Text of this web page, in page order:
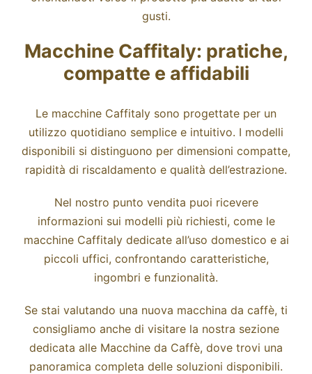
gusti.
Macchine Caffitaly: pratiche,
compatte e affidabili
Le macchine Caffitaly sono progettate per un
utilizzo quotidiano semplice e intuitivo. I modelli
disponibili si distinguono per dimensioni compatte,
rapidità di riscaldamento e qualità dell’estrazione.
Nel nostro punto vendita puoi ricevere
informazioni sui modelli più richiesti, come le
macchine Caffitaly dedicate all’uso domestico e ai
piccoli uffici, confrontando caratteristiche,
ingombri e funzionalità.
Se stai valutando una nuova macchina da caffè, ti
consigliamo anche di visitare la nostra sezione
dedicata alle Macchine da Caffè, dove trovi una
panoramica completa delle soluzioni disponibili.